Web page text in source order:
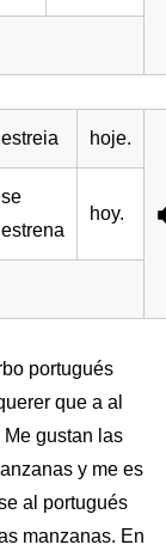
estreia hoje.
se
estrena
hoy.
portugués
que a al
gustan las
y me es
al portugués
manzanas. En